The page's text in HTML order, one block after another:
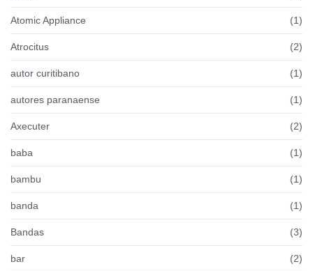
Atomic Appliance (1)
Atrocitus (2)
autor curitibano (1)
autores paranaense (1)
Axecuter (2)
baba (1)
bambu (1)
banda (1)
Bandas (3)
bar (2)